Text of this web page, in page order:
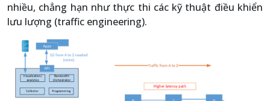
nhiều, chẳng hạn như thực thi các kỹ thuật điều khiển
lưu lượng (traffic engineering).